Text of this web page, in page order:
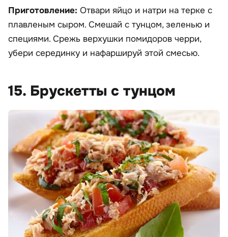
Приготовление: Отвари яйцо и натри на терке с
плавленым сыром. Смешай с тунцом, зеленью и
специями. Срежь верхушки помидоров черри,
убери серединку и нафаршируй этой смесью.
15. Брускетты с тунцом